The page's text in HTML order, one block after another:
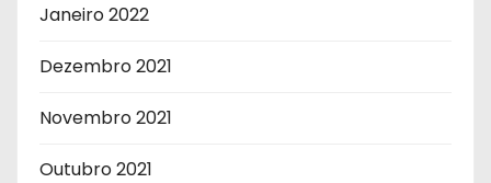
Janeiro 2022
Dezembro 2021
Novembro 2021
Outubro 2021